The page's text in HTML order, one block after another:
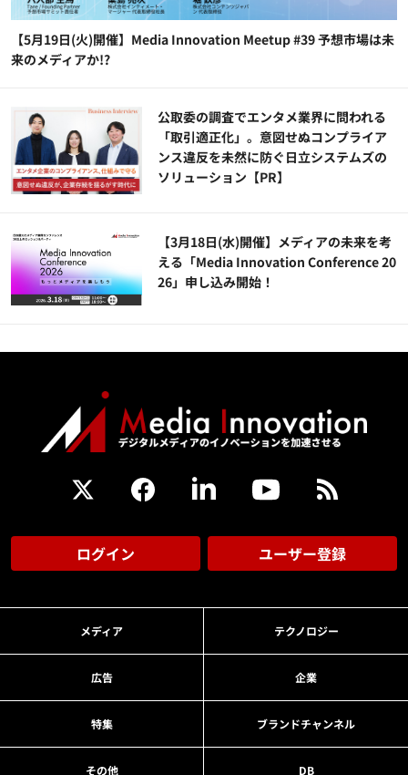
【5月19日(火)開催】Media Innovation Meetup #39 予想市場は未
来のメディアか!?
公​​取委の調査でエンタメ業界に問われる
「取引適正化」。意図せぬコンプライア
ンス違反を未然に防ぐ日立システムズの
ソリューション​【PR】
【3月18日(水)開催】メディアの未来を考
える「Media Innovation Conference 20
26」申し込み開始！
ログイン ユーザー登録
メディア テクノロジー
広告 企業
特集 ブランドチャンネル
その他 DB